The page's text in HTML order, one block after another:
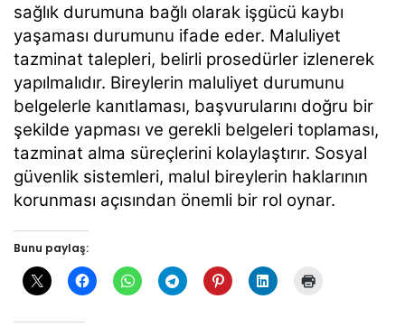
sağlık durumuna bağlı olarak işgücü kaybı
yaşaması durumunu ifade eder. Maluliyet
tazminat talepleri, belirli prosedürler izlenerek
yapılmalıdır. Bireylerin maluliyet durumunu
belgelerle kanıtlaması, başvurularını doğru bir
şekilde yapması ve gerekli belgeleri toplaması,
tazminat alma süreçlerini kolaylaştırır. Sosyal
güvenlik sistemleri, malul bireylerin haklarının
korunması açısından önemli bir rol oynar.
Bunu paylaş: